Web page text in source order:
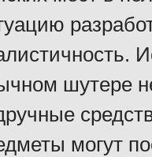
шутере
могут